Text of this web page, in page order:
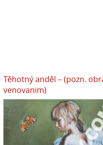
Těhotný anděl – (pozn.
venovanim)